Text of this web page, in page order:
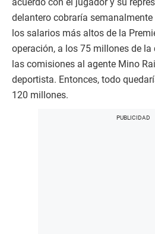
acuerdo con el jugador y su
delantero cobraría
los salarios más altos de la
operación, a los 75 millones de la
las comisiones al agente Mino
deportista. Entonces, todo
120 millones.